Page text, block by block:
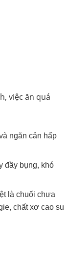
việc ăn quá
ngăn cản hấp
đầy bụng, khó
là chuối chưa
chất xơ cao su